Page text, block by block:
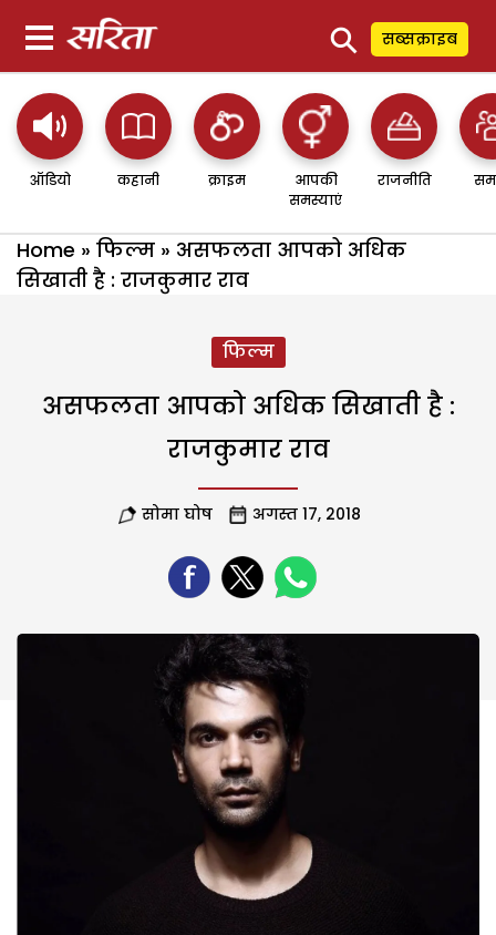
⚲ सब्सक्राइब
ऑडियो कहानी क्राइम
आपकी
समस्याएं
राजनीति
Home » फिल्म » असफलता आपको अधिक
सिखाती है : राजकुमार राव
फिल्म
असफलता आपको अधिक सिखाती है :
राजकुमार राव
सोमा घोष अगस्त 17, 2018